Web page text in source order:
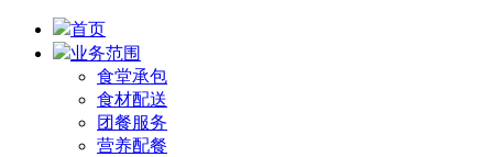
首页
业务范围
食堂承包
食材配送
团餐服务
营养配餐